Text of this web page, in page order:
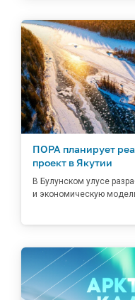
ПОРА планирует
проект в Якутии
В Булунском улусе
и экономическую